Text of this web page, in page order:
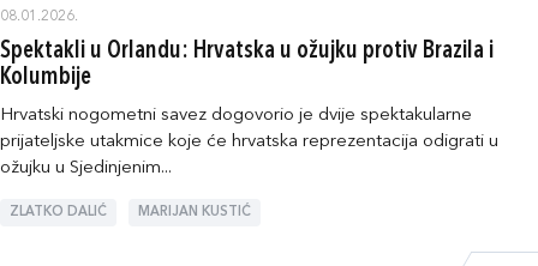
08.01.2026.
Spektakli u Orlandu: Hrvatska u ožujku protiv Brazila i
Kolumbije
Hrvatski nogometni savez dogovorio je dvije spektakularne
prijateljske utakmice koje će hrvatska reprezentacija odigrati u
ožujku u Sjedinjenim...
ZLATKO DALIĆ MARIJAN KUSTIĆ